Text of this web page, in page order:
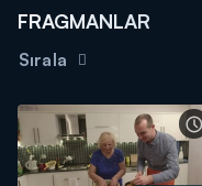
FRAGMANLAR
Sırala